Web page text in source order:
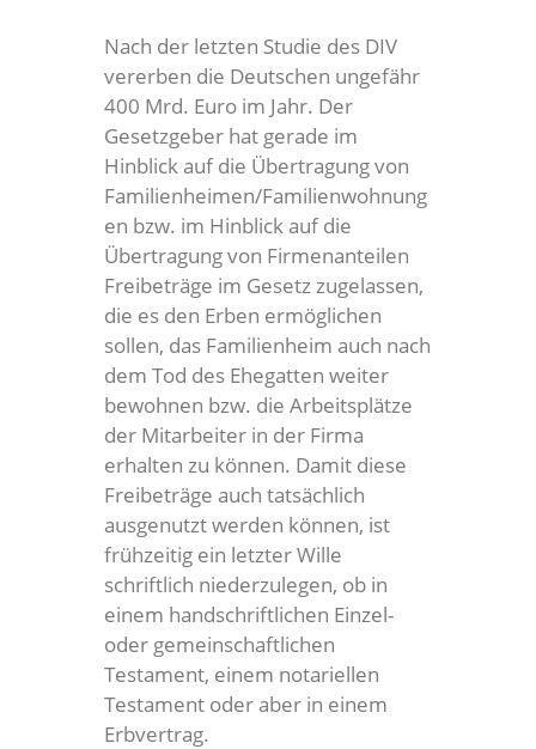
Nach der letzten Studie des DIV
vererben die Deutschen ungefähr
400 Mrd. Euro im Jahr. Der
Gesetzgeber hat gerade im
Hinblick auf die Übertragung von
Familienheimen/Familienwohnung
en bzw. im Hinblick auf die
Übertragung von Firmenanteilen
Freibeträge im Gesetz zugelassen,
die es den Erben ermöglichen
sollen, das Familienheim auch nach
dem Tod des Ehegatten weiter
bewohnen bzw. die Arbeitsplätze
der Mitarbeiter in der Firma
erhalten zu können. Damit diese
Freibeträge auch tatsächlich
ausgenutzt werden können, ist
frühzeitig ein letzter Wille
schriftlich niederzulegen, ob in
einem handschriftlichen Einzel-
oder gemeinschaftlichen
Testament, einem notariellen
Testament oder aber in einem
Erbvertrag.